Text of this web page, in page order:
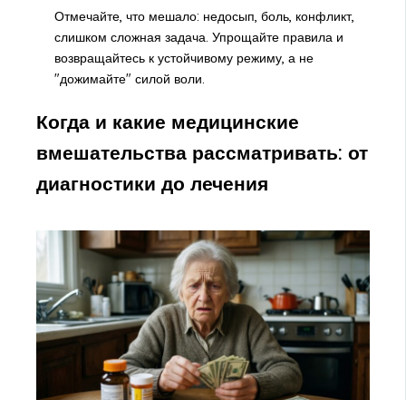
Отмечайте, что мешало: недосып, боль, конфликт,
слишком сложная задача. Упрощайте правила и
возвращайтесь к устойчивому режиму, а не
"дожимайте" силой воли.
Когда и какие медицинские
вмешательства рассматривать: от
диагностики до лечения